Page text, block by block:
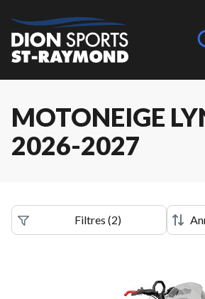
MOTONEIGE
2026-2027
Filtres (2)